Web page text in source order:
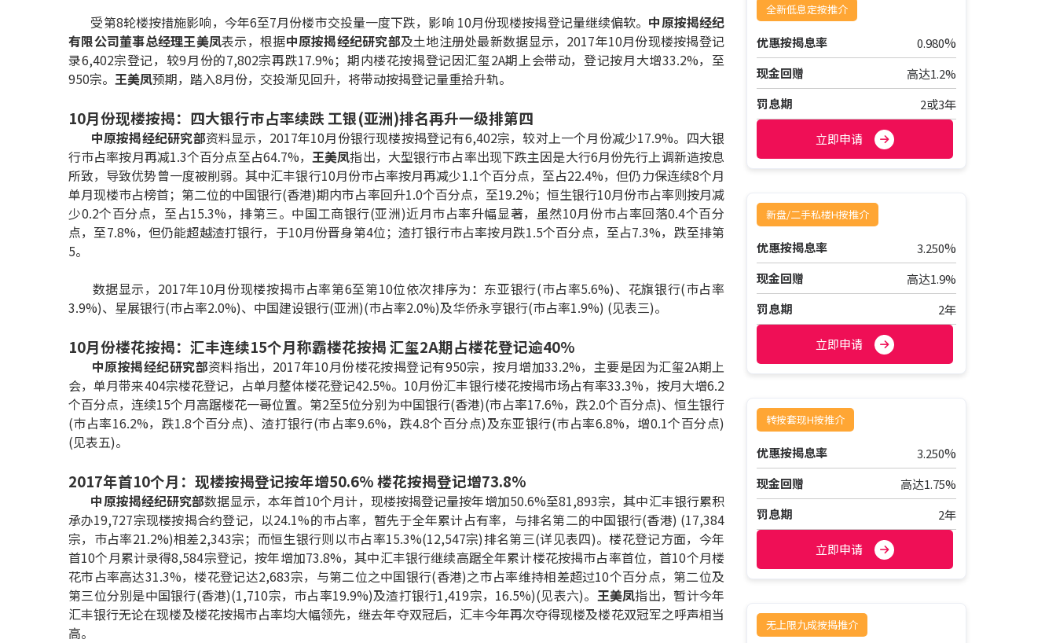
受第8轮楼按措施影响，今年6至7月份楼市交投量一度下跌，影响 10月份现楼按揭登记量继续偏软。 中原按揭经纪
有限公司董事总经理王美凤表示，根据中原按揭经纪研究部及土地注册处最新数据显示，2017年10月份现楼按揭登记
录6,402宗登记，较9月份的7,802宗再跌17.9%；期内楼花按揭登记因汇玺2A期上会带动，登记按月大增33.2%，至
950宗。 王美凤预期，踏入8月份，交投渐见回升，将带动按揭登记量重拾升轨。
10月份现楼按揭：四大银行巿占率续跌 工银(亚洲)排名再升一级排第四
中原按揭经纪研究部资料显示，2017年10月份银行现楼按揭登记有6,402宗，较对上一个月份减少17.9%。四大银
行巿占率按月再减1.3个百分点至占64.7%， 王美凤指出，大型银行市占率出现下跌主因是大行6月份先行上调新造按息
所致，导致优势曾一度被削弱。其中汇丰银行10月份巿占率按月再减少1.1个百分点，至占22.4%，但仍力保连续8个月
单月现楼巿占榜首；第二位的中国银行(香港)期内市占率回升1.0个百分点，至19.2%；恒生银行10月份巿占率则按月减
少0.2个百分点，至占15.3%，排第三。中国工商银行(亚洲)近月巿占率升幅显著，虽然10月份巿占率回落0.4个百分
点，至7.8%，但仍能超越渣打银行，于10月份晋身第4位；渣打银行巿占率按月跌1.5个百分点，至占7.3%，跌至排第
5。
数据显示，2017年10月份现楼按揭巿占率第6至第10位依次排序为：东亚银行(巿占率5.6%)、花旗银行(巿占率
3.9%)、星展银行(巿占率2.0%)、中国建设银行(亚洲)(巿占率2.0%)及华侨永亨银行(巿占率1.9%) (见表三)。
10月份楼花按揭：汇丰连续15个月称霸楼花按揭 汇玺2A期占楼花登记逾40%
中原按揭经纪研究部资料指出，2017年10月份楼花按揭登记有950宗，按月增加33.2%，主要是因为汇玺2A期上
会，单月带来404宗楼花登记，占单月整体楼花登记42.5%。10月份汇丰银行楼花按揭市场占有率33.3%，按月大增6.2
个百分点，连续15个月高踞楼花一哥位置。第2至5位分别为中国银行(香港)(市占率17.6%，跌2.0个百分点)、恒生银行
(巿占率16.2%，跌1.8个百分点)、渣打银行(市占率9.6%，跌4.8个百分点)及东亚银行(巿占率6.8%，增0.1个百分点)
(见表五)。
2017年首10个月：现楼按揭登记按年增50.6% 楼花按揭登记增73.8%
中原按揭经纪研究部数据显示，本年首10个月计，现楼按揭登记量按年增加50.6%至81,893宗，其中汇丰银行累积
承办19,727宗现楼按揭合约登记，以24.1%的巿占率，暂先于全年累计占有率，与排名第二的中国银行(香港) (17,384
宗，巿占率21.2%)相差2,343宗；而恒生银行则以巿占率15.3%(12,547宗)排名第三(详见表四)。楼花登记方面，今年
首10个月累计录得8,584宗登记，按年增加73.8%，其中汇丰银行继续高踞全年累计楼花按揭巿占率首位，首10个月楼
花市占率高达31.3%，楼花登记达2,683宗，与第二位之中国银行(香港)之市占率维持相差超过10个百分点，第二位及
第三位分别是中国银行(香港)(1,710宗，巿占率19.9%)及渣打银行1,419宗，16.5%)(见表六)。 王美凤指出，暂计今年
汇丰银行无论在现楼及楼花按揭市占率均大幅领先，继去年夺双冠后，汇丰今年再次夺得现楼及楼花双冠军之呼声相当
高。
全新低息定按推介
优惠按揭息率 0.980%
现金回赠
高达1.2%
罚息期
2或3年
立即申请
新盘/二手私楼H按推介
优惠按揭息率 3.250%
现金回赠
高达1.9%
罚息期
2年
立即申请
转按套现H按推介
优惠按揭息率 3.250%
现金回赠
高达1.75%
罚息期
2年
立即申请
无上限九成按揭推介